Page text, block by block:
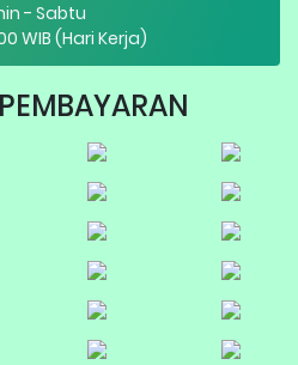
- Sabtu
WIB (Hari Kerja)